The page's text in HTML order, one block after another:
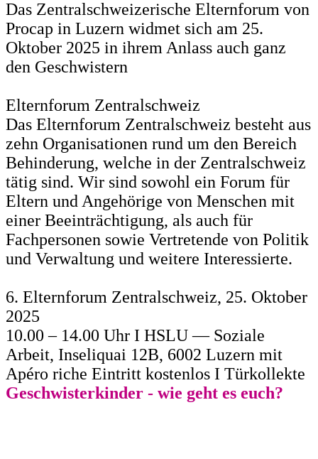
Das Zentralschweizerische Elternforum von
Procap in Luzern widmet sich am 25.
Oktober 2025 in ihrem Anlass auch ganz
den Geschwistern
Elternforum Zentralschweiz
Das Elternforum Zentralschweiz besteht aus
zehn Organisationen rund um den Bereich
Behinderung, welche in der Zentralschweiz
tätig sind. Wir sind sowohl ein Forum für
Eltern und Angehörige von Menschen mit
einer Beeinträchtigung, als auch für
Fachpersonen sowie Vertretende von Politik
und Verwaltung und weitere Interessierte.
6. Elternforum Zentralschweiz, 25. Oktober
2025
10.00 – 14.00 Uhr I HSLU — Soziale
Arbeit, Inseliquai 12B, 6002 Luzern mit
Apéro riche Eintritt kostenlos I Türkollekte
Geschwisterkinder - wie geht es euch?